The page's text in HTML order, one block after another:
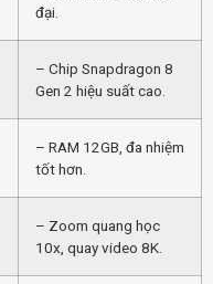
đại.
– Chip Snapdragon 8
Gen 2 hiệu suất cao.
– RAM 12GB, đa nhiệm
tốt hơn.
– Zoom quang học
10x, quay video 8K.